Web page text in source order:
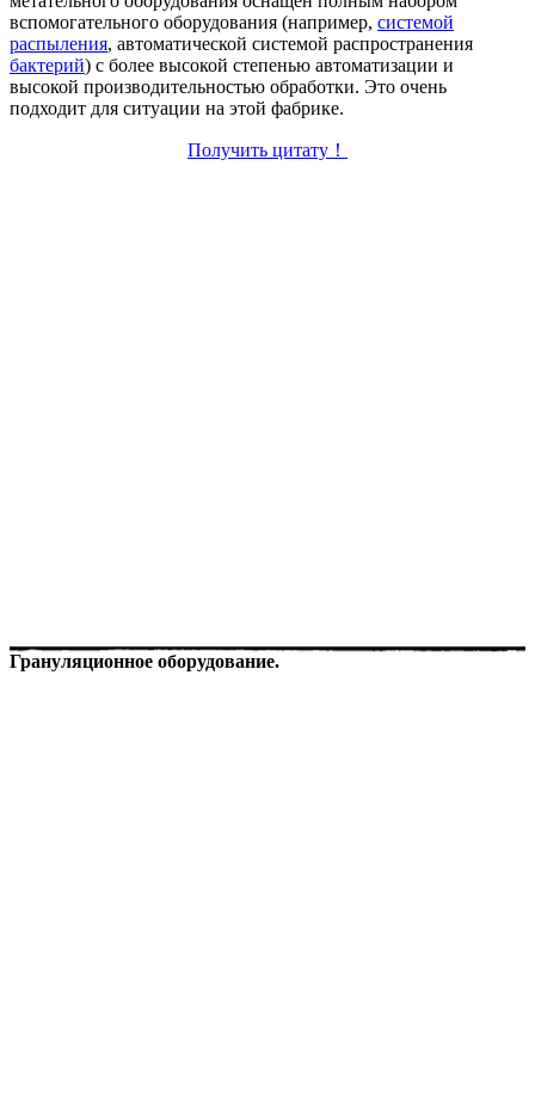
вспомогательного оборудования (например, системой
распыления, автоматической системой распространения
бактерий) с более высокой степенью автоматизации и
высокой производительностью обработки. Это очень
подходит для ситуации на этой фабрике.
Получить цитату！
Грануляционное оборудование.